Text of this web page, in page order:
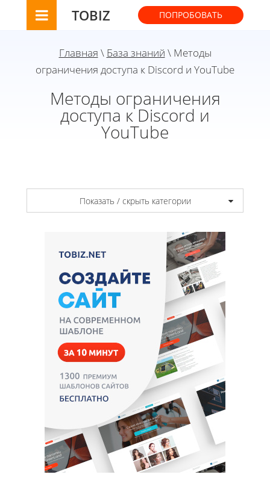
TOBIZ ПОПРОБОВАТЬ
Главная \ База знаний \ Методы
ограничения доступа к Discord и YouTube
Методы ограничения
доступа к Discord и
YouTube
Показать / скрыть категории